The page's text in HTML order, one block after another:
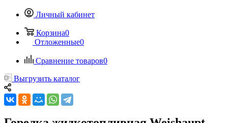
Личный кабинет
Корзина0
Отложенные0
Сравнение товаров0
Выгрузить каталог